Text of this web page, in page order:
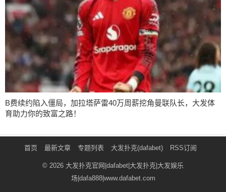
B费续约陷入僵局，加拉塔萨雷40万周薪挖角曼联队长，大发体
育助力你的致富之路！
首页 最新文章 专题列表 大发扑克(dafabet) RSS订阅
© 2026 大发扑克官网|dafabet|大发扑克|大发娱乐
场|dafa888|www.dafabet.com